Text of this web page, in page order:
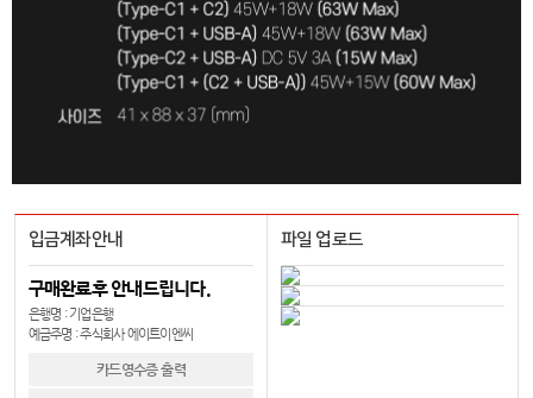
입금계좌안내
구매완료후 안내드립니다.
은행명 : 기업은행
예금주명 : 주식회사 에이트이엔씨
카드영수증 출력
파일 업로드